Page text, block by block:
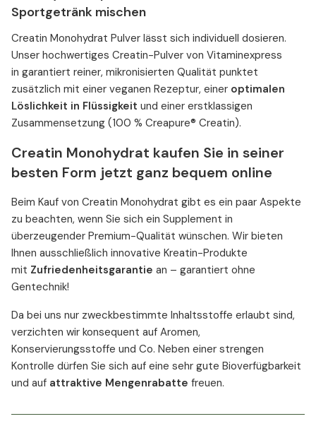
Sportgetränk mischen
Creatin Monohydrat Pulver lässt sich individuell dosieren.
Unser hochwertiges Creatin-Pulver von Vitaminexpress
in garantiert reiner, mikronisierten Qualität punktet
zusätzlich mit einer veganen Rezeptur, einer optimalen
Löslichkeit in Flüssigkeit und einer erstklassigen
Zusammensetzung (100 % Creapure® Creatin).
Creatin Monohydrat kaufen Sie in seiner
besten Form jetzt ganz bequem online
Beim Kauf von Creatin Monohydrat gibt es ein paar Aspekte
zu beachten, wenn Sie sich ein Supplement in
überzeugender Premium-Qualität wünschen. Wir bieten
Ihnen ausschließlich innovative Kreatin-Produkte
mit Zufriedenheitsgarantie an – garantiert ohne
Gentechnik!
Da bei uns nur zweckbestimmte Inhaltsstoffe erlaubt sind,
verzichten wir konsequent auf Aromen,
Konservierungsstoffe und Co. Neben einer strengen
Kontrolle dürfen Sie sich auf eine sehr gute Bioverfügbarkeit
und auf attraktive Mengenrabatte freuen.